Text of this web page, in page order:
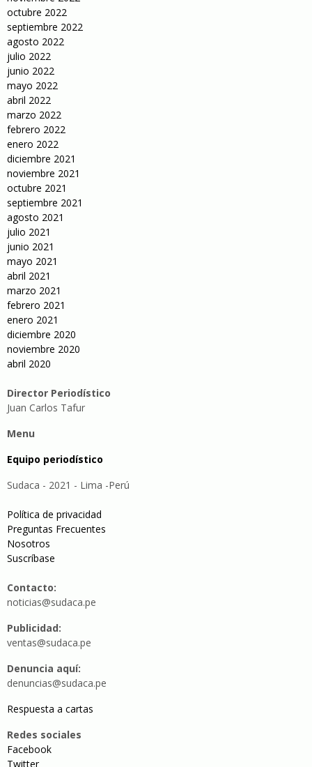
octubre 2022
septiembre 2022
agosto 2022
julio 2022
junio 2022
mayo 2022
abril 2022
marzo 2022
febrero 2022
enero 2022
diciembre 2021
noviembre 2021
octubre 2021
septiembre 2021
agosto 2021
julio 2021
junio 2021
mayo 2021
abril 2021
marzo 2021
febrero 2021
enero 2021
diciembre 2020
noviembre 2020
abril 2020
Director Periodístico
Juan Carlos Tafur
Menu
Equipo periodístico
Sudaca - 2021 - Lima -Perú
Política de privacidad
Preguntas Frecuentes
Nosotros
Suscríbase
Contacto:
noticias@sudaca.pe
Publicidad:
ventas@sudaca.pe
Denuncia aquí:
denuncias@sudaca.pe
Respuesta a cartas
Redes sociales
Facebook
Twitter